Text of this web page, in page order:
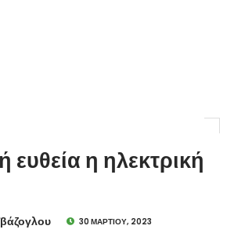
ευθεία η ηλεκτρική
30 ΜΑΡΤΊΟΥ, 2023